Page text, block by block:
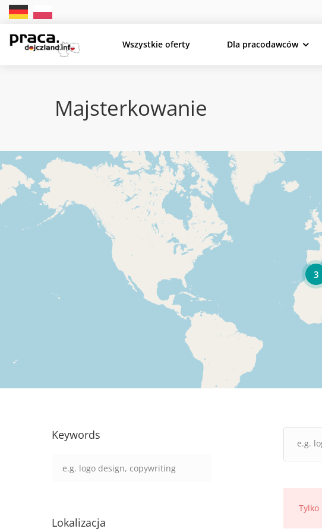
Wszystkie oferty Dla pracodawców
Majsterkowanie
3
Keywords
Lokalizacja
Tylko